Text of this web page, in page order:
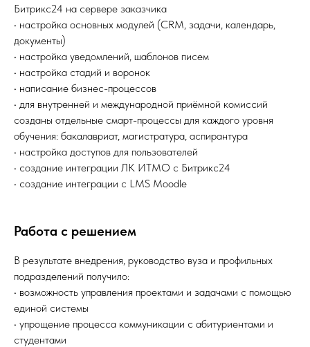
Битрикс24 на сервере заказчика
• настройка основных модулей (CRM, задачи, календарь,
документы)
• настройка уведомлений, шаблонов писем
• настройка стадий и воронок
• написание бизнес-процессов
• для внутренней и международной приёмной комиссий
созданы отдельные смарт-процессы для каждого уровня
обучения: бакалавриат, магистратура, аспирантура
• настройка доступов для пользователей
• создание интеграции ЛК ИТМО с Битрикс24
• создание интеграции с LMS Moodle
Работа с решением
В результате внедрения, руководство вуза и профильных
подразделений получило:
• возможность управления проектами и задачами с помощью
единой системы
• упрощение процесса коммуникации с абитуриентами и
студентами